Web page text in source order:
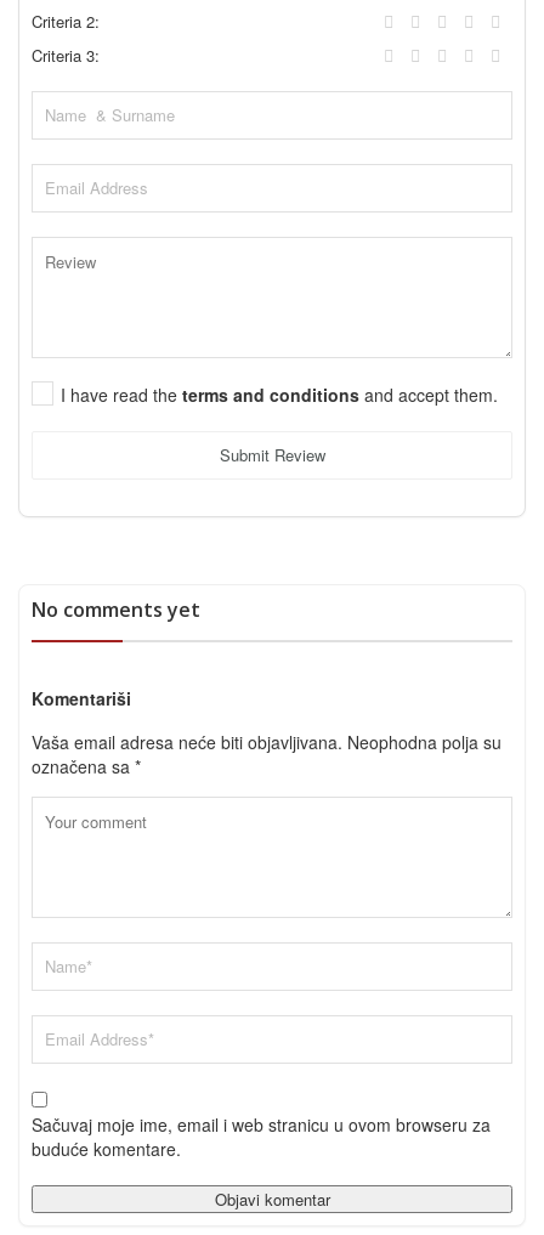
Criteria 2:
Criteria 3:
I have read the terms and conditions and accept them.
Submit Review
No comments yet
Komentariši
Vaša email adresa neće biti objavljivana. Neophodna polja su
označena sa *
Sačuvaj moje ime, email i web stranicu u ovom browseru za
buduće komentare.